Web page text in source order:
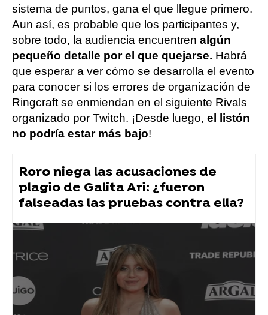
sistema de puntos, gana el que llegue primero.
Aun así, es probable que los participantes y,
sobre todo, la audiencia encuentren algún
pequeño detalle por el que quejarse. Habrá
que esperar a ver cómo se desarrolla el evento
para conocer si los errores de organización de
Ringcraft se enmiendan en el siguiente Rivals
organizado por Twitch. ¡Desde luego, el listón
no podría estar más bajo!
Roro niega las acusaciones de
plagio de Galita Ari: ¿fueron
falseadas las pruebas contra ella?